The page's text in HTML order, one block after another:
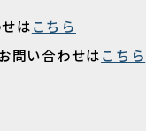
はこちら
問い合わせはこちら